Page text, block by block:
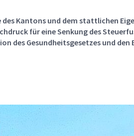
Kantons und dem stattlichen
für eine Senkung des
des Gesundheitsgesetzes und